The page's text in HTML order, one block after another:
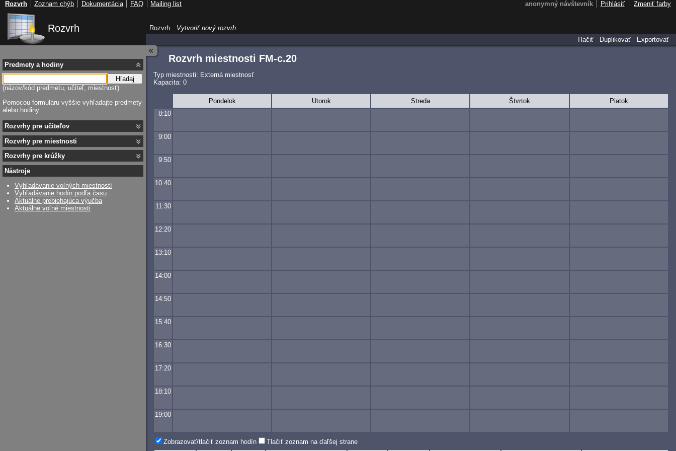
Rozvrh
Rozvrh miestnosti FM-c.20
Typ miestnosti: Externá miestnosť
Kapacita: 0
Pondelok Utorok Streda Štvrtok
Piatok
8:10
9:00
9:50
10:40
11:30
12:20
13:10
14:00
14:50
15:40
16:30
17:20
18:10
19:00
Zobrazovať/tlačiť zoznam hodín Tlačiť zoznam na ďaľšej strane
Predmety a hodiny
Hľadaj
(názov/kód predmetu, učiteľ, miestnosť)
Pomocou formuláru vyššie vyhľadajte predmety
alebo hodiny
Rozvrhy pre učiteľov
Rozvrhy pre miestnosti
Rozvrhy pre krúžky
Nástroje
Vyhľadávanie voľných miestností
Vyhľadávanie hodín podľa času
Aktuálne prebiehajúca výučba
Aktuálne voľné miestnosti
Rozvrh
Vytvoriť nový rozvrh
Tlačiť
Duplikovať Exportovať
anonymný návštevník Prihlásiť Zmeniť farby
Rozvrh Zoznam chýb Dokumentácia FAQ Mailing list